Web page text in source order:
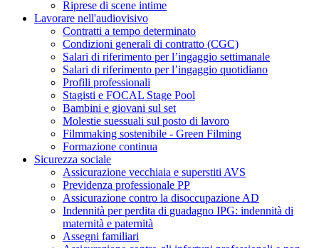
Riprese di scene intime
Lavorare nell'audiovisivo
Contratti a tempo determinato
Condizioni generali di contratto (CGC)
Salari di riferimento per l’ingaggio settimanale
Salari di riferimento per l’ingaggio quotidiano
Profili professionali
Stagisti e FOCAL Stage Pool
Bambini e giovani sul set
Molestie suessuali sul posto di lavoro
Filmmaking sostenibile - Green Filming
Formazione continua
Sicurezza sociale
Assicurazione vecchiaia e superstiti AVS
Previdenza professionale PP
Assicurazione contro la disoccupazione AD
Indennità per perdita di guadagno IPG: indennità di
maternità e paternità
Assegni familiari